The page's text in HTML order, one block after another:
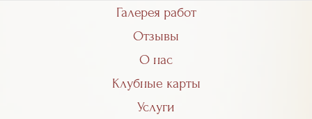
Галерея работ
Отзывы
О нас
Клубные карты
Услуги